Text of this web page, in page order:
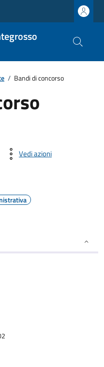
/ Bandi di concorso
Vedi azioni